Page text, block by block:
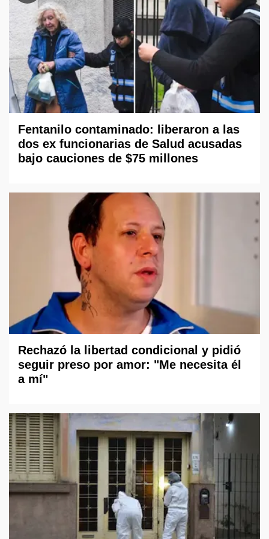
Fentanilo contaminado: liberaron a las
dos ex funcionarias de Salud acusadas
bajo cauciones de $75 millones
Rechazó la libertad condicional y pidió
seguir preso por amor: "Me necesita él
a mí"